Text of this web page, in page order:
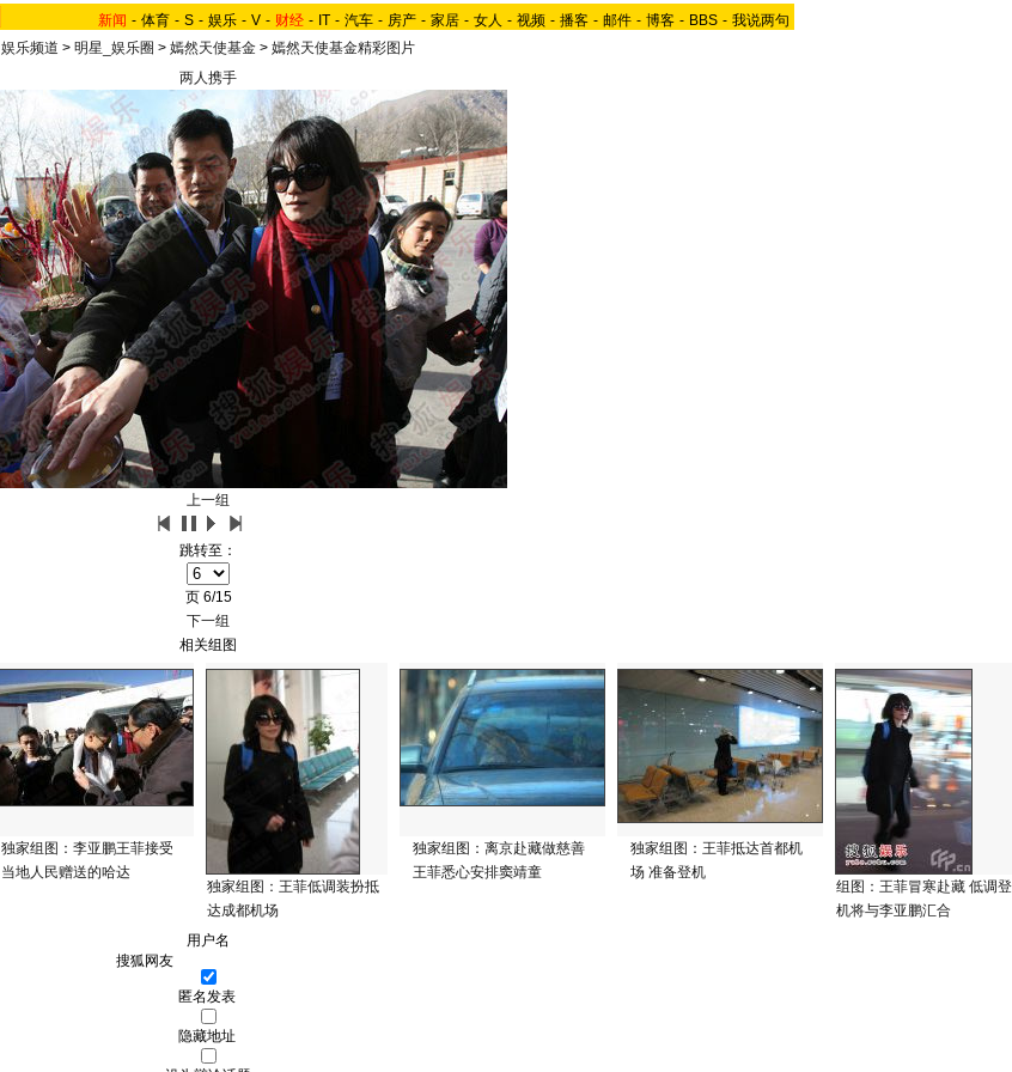
新闻 - 体育 - S - 娱乐 - V - 财经 - IT - 汽车 - 房产 - 家居 - 女人 - 视频 - 播客 - 邮件 - 博客 - BBS - 我说两句
娱乐频道 > 明星_娱乐圈 > 嫣然天使基金 > 嫣然天使基金精彩图片
两人携手
上一组
跳转至：
页 6/15
下一组
相关组图
独家组图：李亚鹏王菲接受
当地人民赠送的哈达
独家组图：王菲低调装扮抵
达成都机场
独家组图：离京赴藏做慈善
王菲悉心安排窦靖童
独家组图：王菲抵达首都机
场 准备登机
组图：王菲冒寒赴藏 低调登
机将与李亚鹏汇合
用户名
匿名发表
隐藏地址